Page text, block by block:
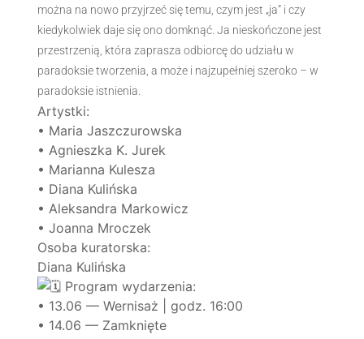
można na nowo przyjrzeć się temu, czym jest „ja” i czy
kiedykolwiek daje się ono domknąć. Ja nieskończone jest
przestrzenią, która zaprasza odbiorcę do udziału w
paradoksie tworzenia, a może i najzupełniej szeroko – w
paradoksie istnienia.
Artystki:
• Maria Jaszczurowska
• Agnieszka K. Jurek
• Marianna Kulesza
• Diana Kulińska
• Aleksandra Markowicz
• Joanna Mroczek
Osoba kuratorska:
Diana Kulińska
Program wydarzenia:
• 13.06 — Wernisaż | godz. 16:00
• 14.06 — Zamknięte